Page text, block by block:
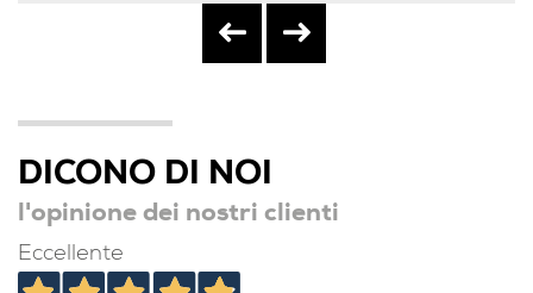
DICONO DI NOI
l'opinione dei nostri clienti
Eccellente